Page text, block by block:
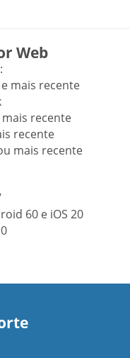
Web
e mais recente
mais recente
recente
mais recente
60 e iOS 20